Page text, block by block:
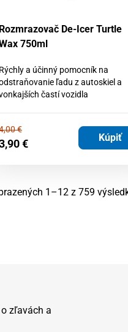
De-Icer Turtle
750ml
a účinný pomocník na
ľadu z autoskiel a
častí vozidla
€
€ Kúpiť
1–12 z 759
zľavách a